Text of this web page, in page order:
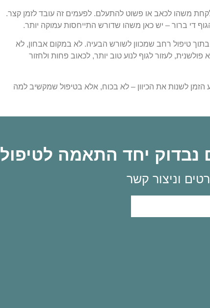
משהו לכאב או פשוט להתעלם. לפעמים זה עובד לזמן קצר.
די ברור – יש כאן משהו שדורש התייחסות עמוקה יותר.
בתוך טיפול רחב שמכוון לשורש הבעיה. לא במקום אבחון, לא
לעזור לגוף לנוע טוב יותר, לכאוב פחות ולחזור
לשנות את הכיוון – לא בכוח, אלא בטיפול שמקשיב למה
נבדוק יחד התאמה לטיפול
וניצור קשר